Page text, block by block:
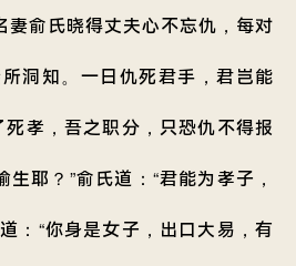
妻俞氏晓得丈夫心不忘仇，每对
洞知。一日仇死君手，君岂能
死孝，吾之职分，只恐仇不得报
耶？”俞氏道：“君能为孝子，
：“你身是女子，出口大易，有